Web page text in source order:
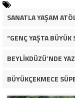
SANATLA YAŞAM